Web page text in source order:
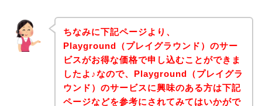
ちなみに下記ページより、
Playground（プレイグラウンド）のサー
ビスがお得な価格で申し込むことができま
したよ♪なので、Playground（プレイグラ
ウンド）のサービスに興味のある方は下記
ページなどを参考にされてみてはいかがで